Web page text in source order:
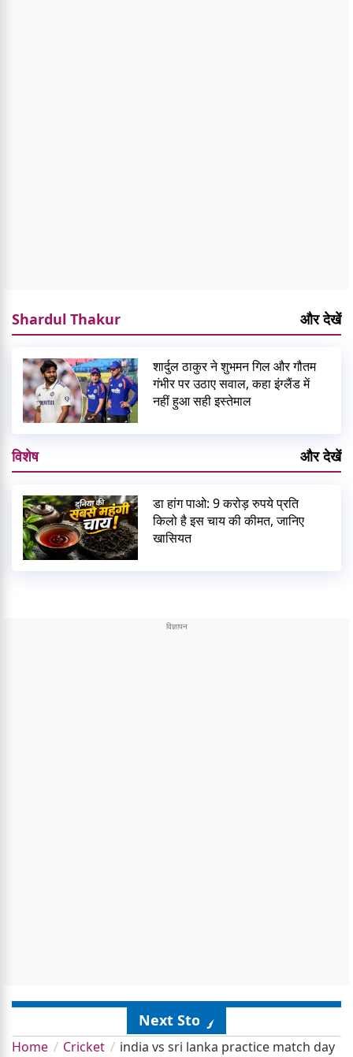
Shardul Thakur और देखें
शार्दुल ठाकुर ने शुभमन गिल और गौतम
गंभीर पर उठाए सवाल, कहा इंग्लैंड में
नहीं हुआ सही इस्तेमाल
विशेष और देखें
डा हांग पाओ: 9 करोड़ रुपये प्रति
किलो है इस चाय की कीमत, जानिए
खासियत
Next Story
Home Cricket
india vs sri lanka practice match day